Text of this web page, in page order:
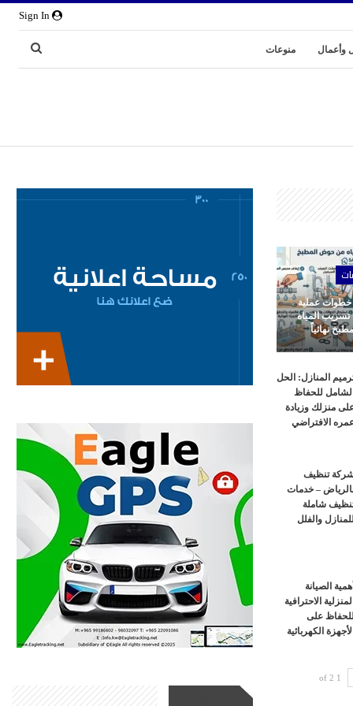
وأعمال منوعات
خطوات عملية
المياه
نهائياً
المنازل: الحل
الشامل للحفاظ
منزلك وزيادة
الافتراضي
تنظيف
– خدمات
شاملة
للمنازل والفلل
أهمية الصيانة
المنزلية الاحترافية
للحفاظ على
الأجهزة الكهربائية
1 of 2